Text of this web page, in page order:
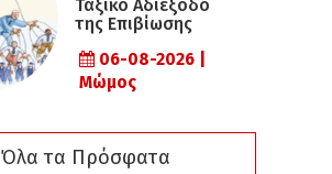
Ταξικό Αδιέξοδο
της Επιβίωσης
06-08-2026 |
Μώμος
Όλα τα Πρόσφατα